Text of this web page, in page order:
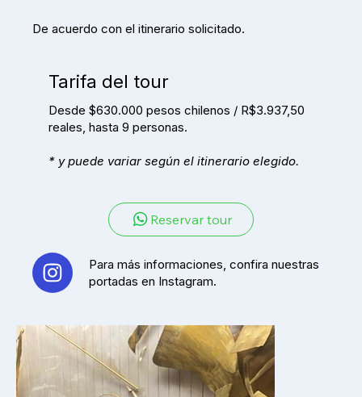
De acuerdo con el itinerario solicitado.
Tarifa del tour
Desde $630.000 pesos chilenos / R$3.937,50
reales, hasta 9 personas.
* y puede variar según el itinerario elegido.
Reservar tour
Para más informaciones, confira nuestras
portadas en Instagram.